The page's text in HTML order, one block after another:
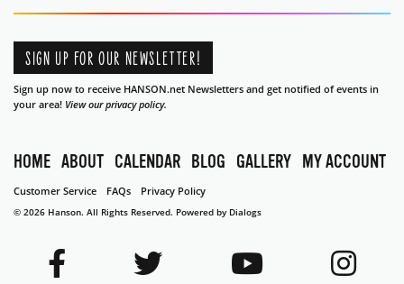
SIGN UP FOR OUR NEWSLETTER!
Sign up now to receive HANSON.net Newsletters and get notified of events in
your area! View our privacy policy.
HOME ABOUT CALENDAR BLOG GALLERY MY ACCOUNT
Customer Service FAQs Privacy Policy
© 2026 Hanson. All Rights Reserved. Powered by Dialogs